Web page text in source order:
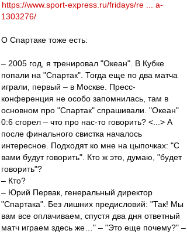
https://www.sport-express.ru/fridays/re ... a-
1303276/
О Спартаке тоже есть:
– 2005 год, я тренировал "Океан". В Кубке
попали на "Спартак". Тогда еще по два матча
играли, первый – в Москве. Пресс-
конференция не особо запомнилась, там в
основном про "Спартак" спрашивали. "Океан"
0:6 сгорел – что про нас-то говорить? <...> А
после финального свистка началось
интересное. Подходят ко мне на цыпочках: "С
вами будут говорить". Кто ж это, думаю, "будет
говорить"?
– Кто?
– Юрий Первак, генеральный директор
"Спартака". Без лишних предисловий: "Так! Мы
вам все оплачиваем, спустя два дня ответный
матч играем здесь же…" – "Это еще почему?" –